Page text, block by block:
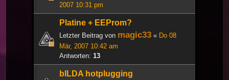
2007 10:31 pm
Platine + EEProm?
Letzter Beitrag von magic33 « Do 08
Mär, 2007 10:42 am
Antworten: 13
bILDA hotplugging